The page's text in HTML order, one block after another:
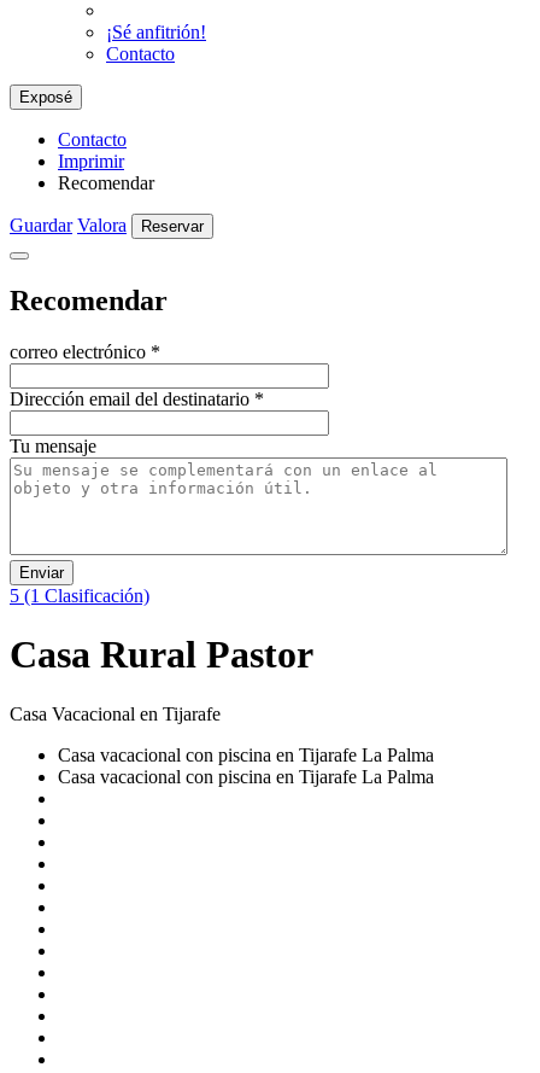
¡Sé anfitrión!
Contacto
Exposé
Contacto
Imprimir
Recomendar
Guardar Valora Reservar
Recomendar
correo electrónico *
Dirección email del destinatario *
Tu mensaje
Enviar
5 (1 Clasificación)
Casa Rural Pastor
Casa Vacacional en Tijarafe
Casa vacacional con piscina en Tijarafe La Palma
Casa vacacional con piscina en Tijarafe La Palma